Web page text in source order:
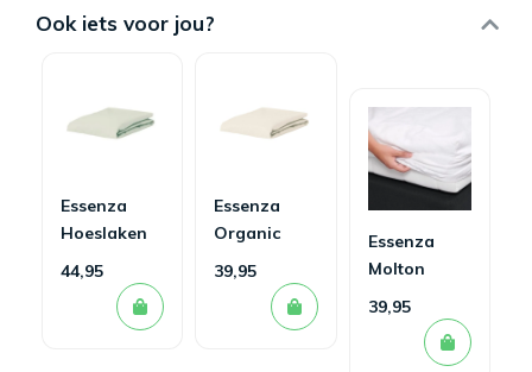
Ook iets voor jou?
Essenza
Hoeslaken
Minte
44,95
Essenza
Organic
Jersey
Hoeslaken
39,95
Essenza
Molton
Hoeslaken
39,95